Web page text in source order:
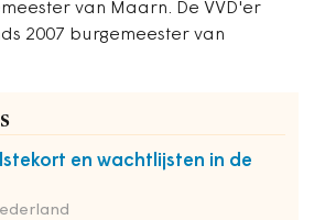
van Maarn. De VVD'er
2007 burgemeester van
en wachtlijsten in de